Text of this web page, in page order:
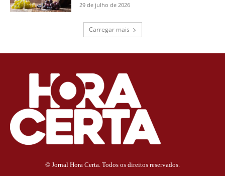
29 de julho de 2026
Carregar mais
© Jornal Hora Certa. Todos os direitos reservados.